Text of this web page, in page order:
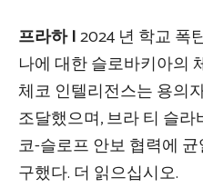
프라하 |2024 년 학교 폭
나에 대한 슬로바키아의
체코 인텔리전스는 용의
조달했으며, 브라 티 슬
코-슬로프 안보 협력에
구했다. 더 읽으십시오.